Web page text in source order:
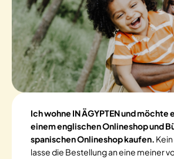
Ich wohne IN ÄGYPTEN und möchte
einem englischen Onlineshop und
spanischen Onlineshop kaufen.
lasse die Bestellung an eine meiner